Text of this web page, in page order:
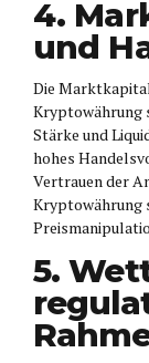
4.
und
Die
Kryptowährung
Stärke und
hohes
Vertrauen der
Kryptowährung
5.